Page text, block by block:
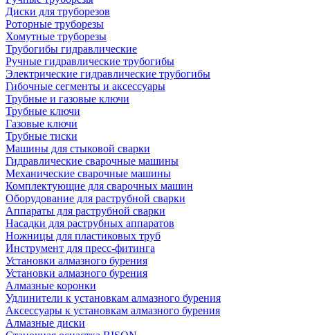
Диски для труборезов
Роторные труборезы
Хомутные труборезы
Трубогибы гидравлические
Ручные гидравлические трубогибы
Электрические гидравлические трубогибы
Гибочные сегменты и аксессуары
Трубные и газовые ключи
Трубные ключи
Газовые ключи
Трубные тиски
Машины для стыковой сварки
Гидравлические сварочные машины
Механические сварочные машины
Комплектующие для сварочных машин
Оборудование для раструбной сварки
Аппараты для раструбной сварки
Насадки для раструбных аппаратов
Ножницы для пластиковых труб
Инструмент для пресс-фитинга
Установки алмазного бурения
Установки алмазного бурения
Алмазные коронки
Удлинители к установкам алмазного бурения
Аксессуары к установкам алмазного бурения
Алмазные диски